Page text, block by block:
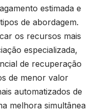
estimada e
de abordagem.
os recursos mais
especializada,
de recuperação
de menor valor
automatizados de
melhora simultânea